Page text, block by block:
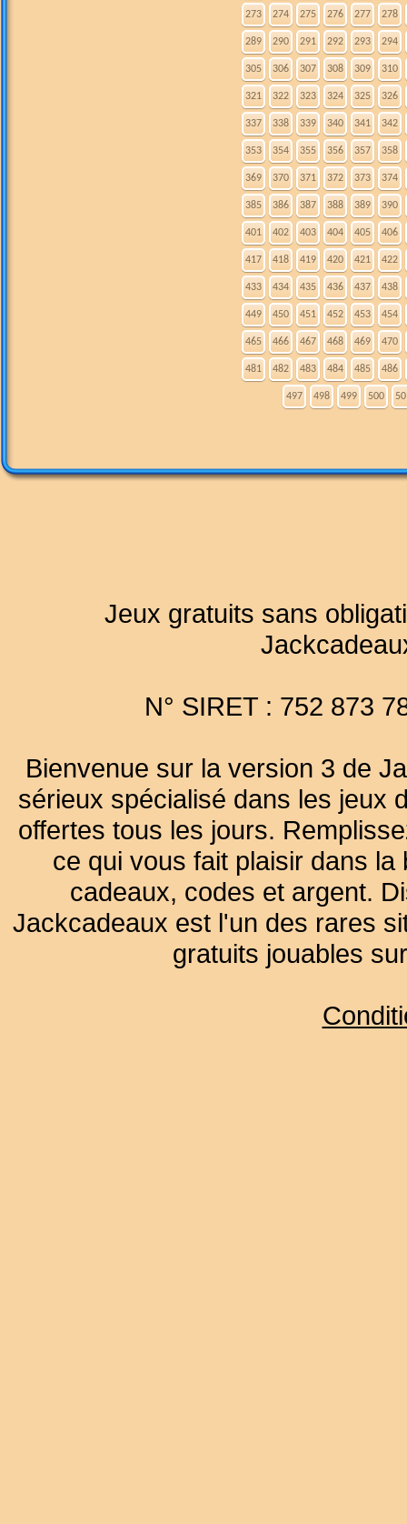
273 274 275 276 277 278
289 290 291 292 293 294
305 306 307 308 309 310
321 322 323 324 325 326
337 338 339 340 341 342
353 354 355 356 357 358
369 370 371 372 373 374
385 386 387 388 389 390
401 402 403 404 405 406
417 418 419 420 421 422
433 434 435 436 437 438
449 450 451 452 453 454
465 466 467 468 469 470
481 482 483 484 485 486
497 498 499 500
Jeux gratuits sans
N° SIRET : 752 873
Bienvenue sur la version 3 de
sérieux spécialisé dans les jeux
offertes tous les jours.
ce qui vous fait plaisir dans
cadeaux, codes et argent.
Jackcadeaux est l'un des rares
gratuits jouables